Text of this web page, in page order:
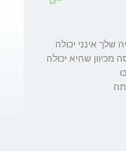
שלך אינני יכולה
שהיא יכולה